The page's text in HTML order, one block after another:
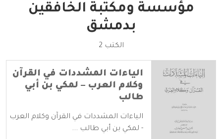
مؤسسة ومكتبة الخافقين
بدمشق
الكتب 2
الياءات المشددات في القرآن
وكلام العرب – لمكي بن أبي
طالب
الياءات المشددات في القرآن وكلام العرب
- لمكي بن أبي طالب ...